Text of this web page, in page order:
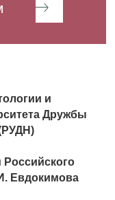
и
Дружбы
Евдокимова